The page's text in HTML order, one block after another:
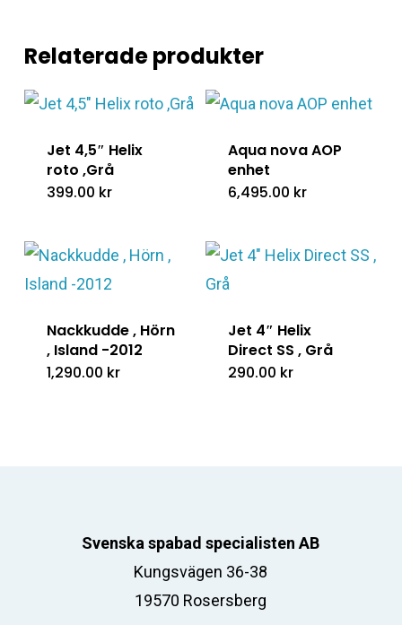
Relaterade produkter
Jet 4,5″ Helix
roto ,Grå
399.00 kr
Aqua nova AOP
enhet
6,495.00 kr
Nackkudde , Hörn
, Island -2012
1,290.00 kr
Jet 4″ Helix
Direct SS , Grå
290.00 kr
Svenska spabad specialisten AB
Kungsvägen 36-38
19570 Rosersberg